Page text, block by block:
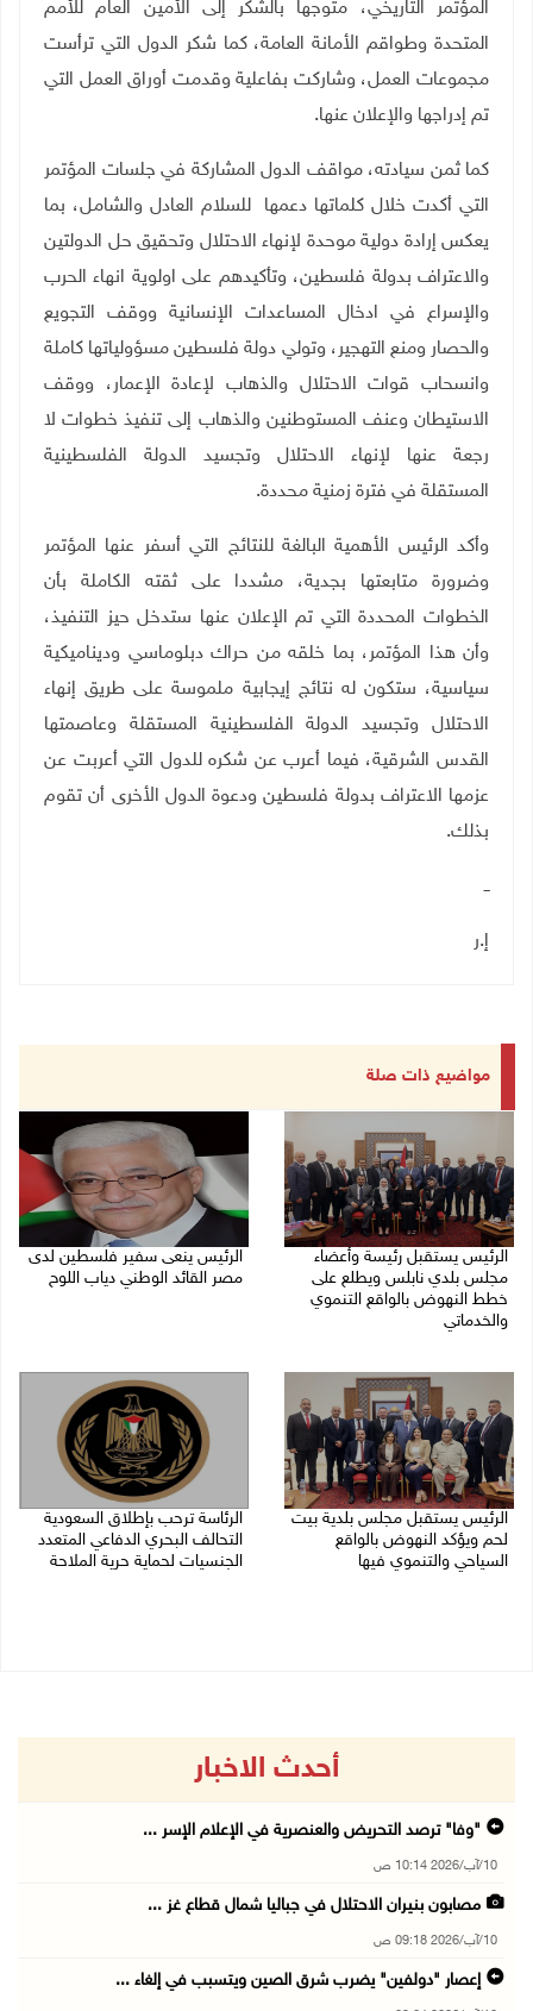
المؤتمر التاريخي، متوجها بالشكر إلى الأمين العام للأمم
المتحدة وطواقم الأمانة العامة، كما شكر الدول التي ترأست
مجموعات العمل، وشاركت بفاعلية وقدمت أوراق العمل التي
تم إدراجها والإعلان عنها.
كما ثمن سيادته، مواقف الدول المشاركة في جلسات المؤتمر
التي أكدت خلال كلماتها دعمها للسلام العادل والشامل، بما
يعكس إرادة دولية موحدة لإنهاء الاحتلال وتحقيق حل الدولتين
والاعتراف بدولة فلسطين، وتأكيدهم على اولوية انهاء الحرب
والإسراع في ادخال المساعدات الإنسانية ووقف التجويع
والحصار ومنع التهجير، وتولي دولة فلسطين مسؤولياتها كاملة
وانسحاب قوات الاحتلال والذهاب لإعادة الإعمار، ووقف
الاستيطان وعنف المستوطنين والذهاب إلى تنفيذ خطوات لا
رجعة عنها لإنهاء الاحتلال وتجسيد الدولة الفلسطينية
المستقلة في فترة زمنية محددة.
وأكد الرئيس الأهمية البالغة للنتائج التي أسفر عنها المؤتمر
وضرورة متابعتها بجدية، مشددا على ثقته الكاملة بأن
الخطوات المحددة التي تم الإعلان عنها ستدخل حيز التنفيذ،
وأن هذا المؤتمر، بما خلقه من حراك دبلوماسي وديناميكية
سياسية، ستكون له نتائج إيجابية ملموسة على طريق إنهاء
الاحتلال وتجسيد الدولة الفلسطينية المستقلة وعاصمتها
القدس الشرقية، فيما أعرب عن شكره للدول التي أعربت عن
عزمها الاعتراف بدولة فلسطين ودعوة الدول الأخرى أن تقوم
بذلك.
ــ
إ.ر
مواضيع ذات صلة
الرئيس يستقبل رئيسة وأعضاء
مجلس بلدي نابلس ويطلع على
خطط النهوض بالواقع التنموي
والخدماتي
الرئيس ينعى سفير فلسطين لدى
مصر القائد الوطني دياب اللوح
الرئيس يستقبل مجلس بلدية بيت
لحم ويؤكد النهوض بالواقع
السياحي والتنموي فيها
الرئاسة ترحب بإطلاق السعودية
التحالف البحري الدفاعي المتعدد
الجنسيات لحماية حرية الملاحة
أحدث الاخبار
"وفا" ترصد التحريض والعنصرية في الإعلام الإسر ...
10/آب/2026 10:14 ص
مصابون بنيران الاحتلال في جباليا شمال قطاع غز ...
10/آب/2026 09:18 ص
إعصار "دولفين" يضرب شرق الصين ويتسبب في إلغاء ...